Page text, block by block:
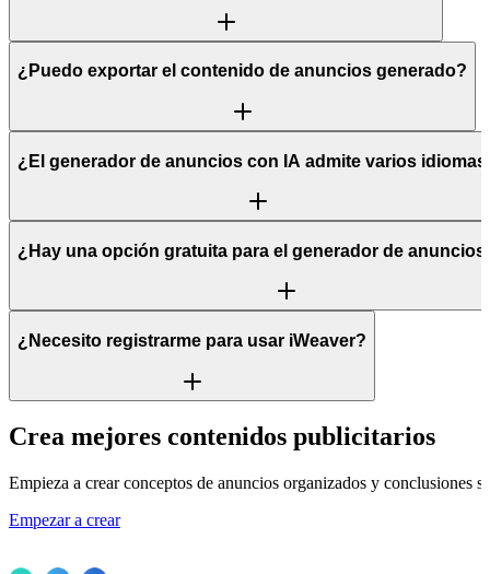
¿Puedo exportar el contenido de anuncios generado?
¿El generador de anuncios con IA admite varios
¿Hay una opción gratuita para el generador de
¿Necesito registrarme para usar iWeaver?
Crea mejores contenidos publicitarios
Empieza a crear conceptos de anuncios organizados y conclusiones
Empezar a crear